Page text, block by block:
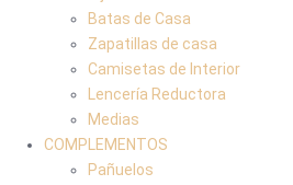
Batas de Casa
Zapatillas de casa
Camisetas de Interior
Lencería Reductora
Medias
COMPLEMENTOS
Pañuelos